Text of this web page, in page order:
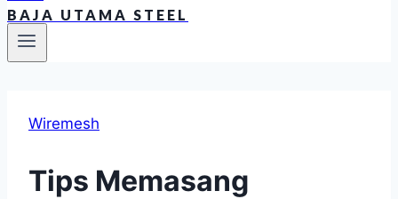
BAJA UTAMA STEEL
Wiremesh
Tips Memasang